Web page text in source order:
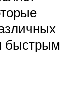
быстрым